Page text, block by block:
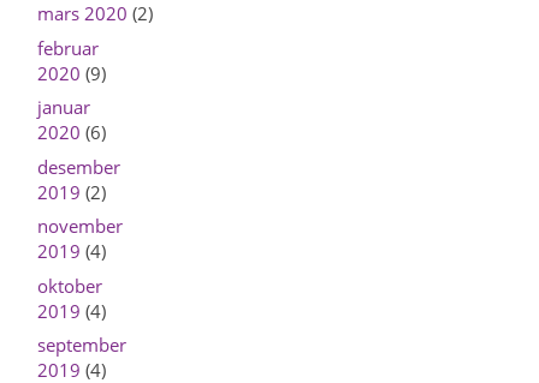
mars 2020 (2)
februar
2020 (9)
januar
2020 (6)
desember
2019 (2)
november
2019 (4)
oktober
2019 (4)
september
2019 (4)